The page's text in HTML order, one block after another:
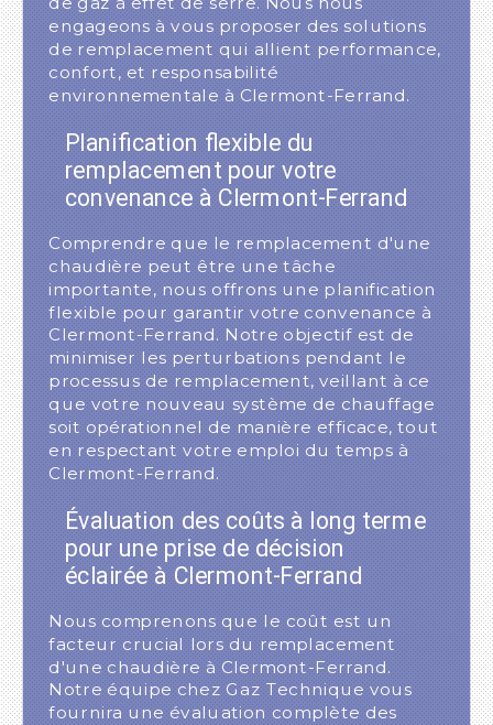
engageons à vous proposer des solutions
de remplacement qui allient performance,
confort, et responsabilité
environnementale à Clermont-Ferrand.
Planification flexible du
remplacement pour votre
convenance à Clermont-Ferrand
Comprendre que le remplacement d'une
chaudière peut être une tâche
importante, nous offrons une planification
flexible pour garantir votre convenance à
Clermont-Ferrand. Notre objectif est de
minimiser les perturbations pendant le
processus de remplacement, veillant à ce
que votre nouveau système de chauffage
soit opérationnel de manière efficace, tout
en respectant votre emploi du temps à
Clermont-Ferrand.
Évaluation des coûts à long terme
pour une prise de décision
éclairée à Clermont-Ferrand
Nous comprenons que le coût est un
facteur crucial lors du remplacement
d'une chaudière à Clermont-Ferrand.
Notre équipe chez Gaz Technique vous
fournira une évaluation complète des